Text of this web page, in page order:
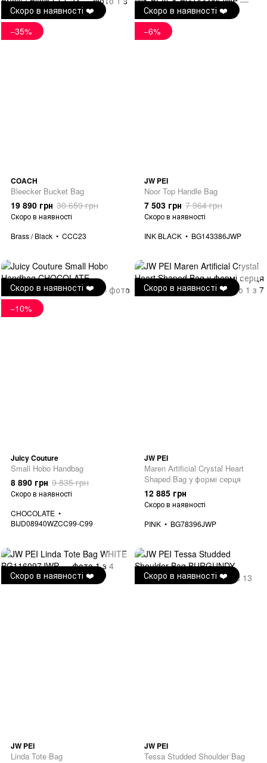
Скоро в наявності ❤️
−35%
COACH
Bleecker Bucket Bag
19 890 грн 30 659 грн
Скоро в наявності
Brass / Black
CCC23
Скоро в наявності ❤️
−6%
JW PEI
Noor Top Handle Bag
7 503 грн 7 964 грн
Скоро в наявності
INK BLACK
BG143386JWP
Скоро в наявності ❤️
−10%
Juicy Couture
Small Hobo Handbag
8 890 грн 9 835 грн
Скоро в наявності
CHOCOLATE
BIJD08940WZCC99-C99
Скоро в наявності ❤️
JW PEI
Maren Artificial Crystal Heart
Shaped Bag у формі серця
12 885 грн
Скоро в наявності
PINK
BG78396JWP
Скоро в наявності ❤️
JW PEI
Linda Tote Bag
Скоро в наявності ❤️
JW PEI
Tessa Studded Shoulder Bag